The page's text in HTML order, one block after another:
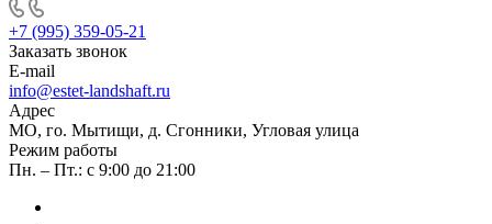
+7 (995) 359-05-21
Заказать звонок
E-mail
info@estet-landshaft.ru
Адрес
МО, го. Мытищи, д. Сгонники, Угловая улица
Режим работы
Пн. – Пт.: с 9:00 до 21:00